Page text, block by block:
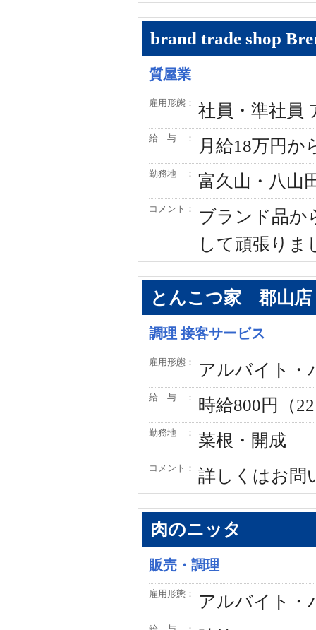
brand trade shop
質屋業
雇用形態： 社員・準社員
給 与 ： 月給18万円か
勤務地 ： 富久山・八山
コメント：
ブランド品か
して頑張りま
とんこつ家 郡山店
調理 接客サービス
雇用形態： アルバイト・
給 与 ： 時給800円（
勤務地 ： 菜根・開成
コメント： 詳しくはお問
肉のニッタ
販売・調理
雇用形態： アルバイト・